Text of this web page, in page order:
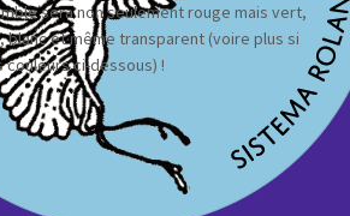
sera non seulement rouge mais vert,
blanc et même transparent (voire plus si
ci-dessous) !